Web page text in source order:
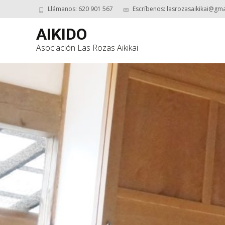
Llámanos: 620 901 567 Escríbenos:
AIKIDO
Asociación Las Rozas Aikikai